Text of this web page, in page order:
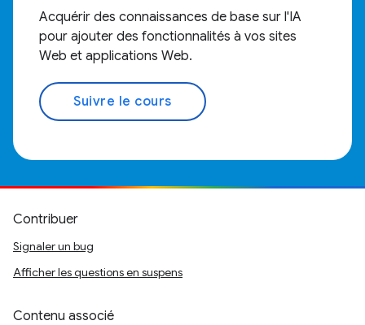
Acquérir des connaissances de base sur l'IA
pour ajouter des fonctionnalités à vos sites
Web et applications Web.
Suivre le cours
Contribuer
Signaler un bug
Afficher les questions en suspens
Contenu associé